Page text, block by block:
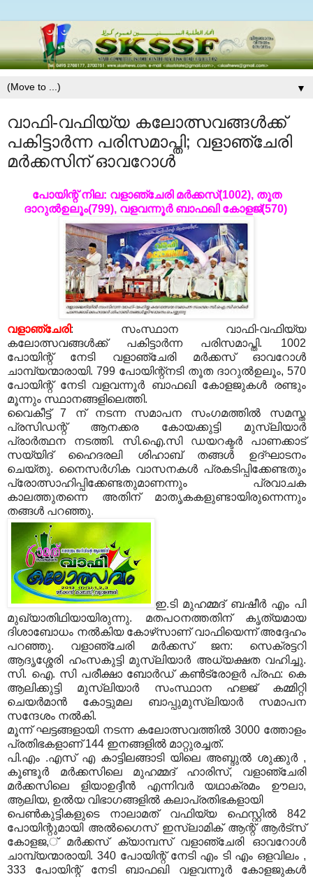
▼
വാഫി-വഫിയ്യ കലോത്സവങ്ങള്‍ക്ക്
പകിട്ടാര്‍ന്ന പരിസമാപ്തി; വളാഞ്ചേരി
മര്‍ക്കസിന് ഓവറോള്‍
പോയിന്റ് നില: വളാഞ്ചേരി മര്‍ക്കസ്(1002), തൂത
ദാറുല്‍ഉലൂം(799), വളവന്നൂര്‍ ബാഫഖി കോളജ്(570)
വളാഞ്ചേരി: സംസ്ഥാന വാഫി-വഫിയ്യ
കലോത്സവങ്ങള്‍ക്ക് പകിട്ടാര്‍ന്ന പരിസമാപ്തി. 1002
പോയിന്റ് നേടി വളാഞ്ചേരി മര്‍ക്കസ് ഓവറോള്‍
ചാമ്പ്യന്മാരായി. 799 പോയിന്റ്‌നടി തൂത ദാറുല്‍ഉലൂം, 570
പോയിന്റ് നേടി വളവന്നൂര്‍ ബാഫഖി കോളജുകള്‍ രണ്ടും
മൂന്നും സ്ഥാനങ്ങളിലെത്തി.
വൈകീട്ട് 7 ന് നടന്ന സമാപന സംഗമത്തില്‍ സമസ്ത
പ്രസിഡന്റ് ആനക്കര കോയക്കുട്ടി മുസ്‌ലിയാര്‍
പ്രാര്‍ത്ഥന നടത്തി. സി.ഐ.സി ഡയറക്ടര്‍ പാണക്കാട്
സയ്യിദ് ഹൈദരലി ശിഹാബ് തങ്ങള്‍ ഉദ്ഘാടനം
ചെയ്തു. നൈസര്‍ഗിക വാസനകള്‍ പ്രകടിപ്പിക്കേണ്ടതും
പ്രോത്സാഹിപ്പിക്കേണ്ടതുമാണന്നും പ്രവാചക
കാലത്തുതന്നെ അതിന് മാതൃകകളുണ്ടായിരുന്നെന്നും
തങ്ങള്‍ പറഞ്ഞു.
ഇ.ടി മുഹമ്മദ് ബഷീര്‍ എം പി
മുഖ്യാതിഥിയായിരുന്നു. മതപഠനത്തതിന് കൃത്യമായ
ദിശാബോധം നല്‍കിയ കോഴ്‌സാണ് വാഫിയെന്ന് അദ്ദേഹം
പറഞ്ഞു. വളാഞ്ചേരി മര്‍ക്കസ് ജന: സെക്രട്ടറി
ആദൃശ്ശേരി ഹംസകുട്ടി മുസ്‌ലിയാര്‍ അധ്യക്ഷത വഹിച്ചു.
സി. ഐ. സി പരീക്ഷാ ബോര്‍ഡ് കണ്‍ട്രോളര്‍ പ്രഫ: കെ
ആലിക്കുട്ടി മുസ്‌ലിയാര്‍ സംസ്ഥാന ഹജ്ജ് കമ്മിറ്റി
ചെയര്‍മാന്‍ കോട്ടുമല ബാപ്പുമുസ്‌ലിയാര്‍ സമാപന
സന്ദേശം നല്‍കി.
മൂന്ന് ഘട്ടങ്ങളായി നടന്ന കലോത്സവത്തില്‍ 3000 ത്തോളം
പ്രതിഭകളാണ് 144 ഇനങ്ങളില്‍ മാറ്റുരച്ചത്.
പി.എം .എസ് എ കാട്ടിലങ്ങാടി യിലെ അബ്ദുല്‍ ശുക്കുര്‍ ,
കൂണ്ടൂര്‍ മര്‍ക്കസിലെ മുഹമ്മദ് ഹാരിസ്, വളാഞ്ചേരി
മര്‍ക്കസിലെ ളിയാഉദ്ദീന്‍ എന്നിവര്‍ യഥാക്രമം ഊലാ,
ആലിയ, ഉല്‍യ വിഭാഗങ്ങളില്‍ കലാപ്രതിഭകളായി
പെണ്‍കുട്ടികളുടെ നാലാമത് വഫിയ്യ ഫെസ്റ്റില്‍ 842
പോയിന്റുമായി അല്‍ഗൈസ് ഇസ്‌ലാമിക് ആന്റ് ആര്‍ട്‌സ്
കോളജ,് മര്‍ക്കസ് ക്യാമ്പസ് വളാഞ്ചേരി ഓവറോള്‍
ചാമ്പ്യന്മാരായി. 340 പോയിന്റ് നേടി എം ടി എം ഒളവിലം ,
333 പോയിന്റ് നേടി ബാഫഖി വളവന്നൂര്‍ കോളജുകള്‍